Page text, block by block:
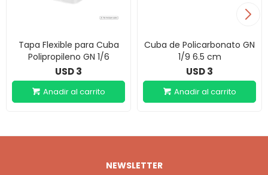
Tapa Flexible para Cuba
Polipropileno GN 1/6
USD3
Cuba de Policarbonato GN
1/9 6.5 cm
USD3
NEWSLETTER